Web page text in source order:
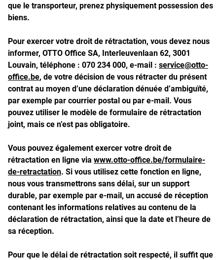
que le transporteur, prenez physiquement possession des
biens.
Pour exercer votre droit de rétractation, vous devez nous
informer, OTTO Office SA, Interleuvenlaan 62, 3001
Louvain, téléphone : 070 234 000, e-mail : service@otto-
office.be, de votre décision de vous rétracter du présent
contrat au moyen d’une déclaration dénuée d’ambiguïté,
par exemple par courrier postal ou par e-mail. Vous
pouvez utiliser le modèle de formulaire de rétractation
joint, mais ce n’est pas obligatoire.
Vous pouvez également exercer votre droit de
rétractation en ligne via www.otto-office.be/formulaire-
de-retractation. Si vous utilisez cette fonction en ligne,
nous vous transmettrons sans délai, sur un support
durable, par exemple par e-mail, un accusé de réception
contenant les informations relatives au contenu de la
déclaration de rétractation, ainsi que la date et l’heure de
sa réception.
Pour que le délai de rétractation soit respecté, il suffit que